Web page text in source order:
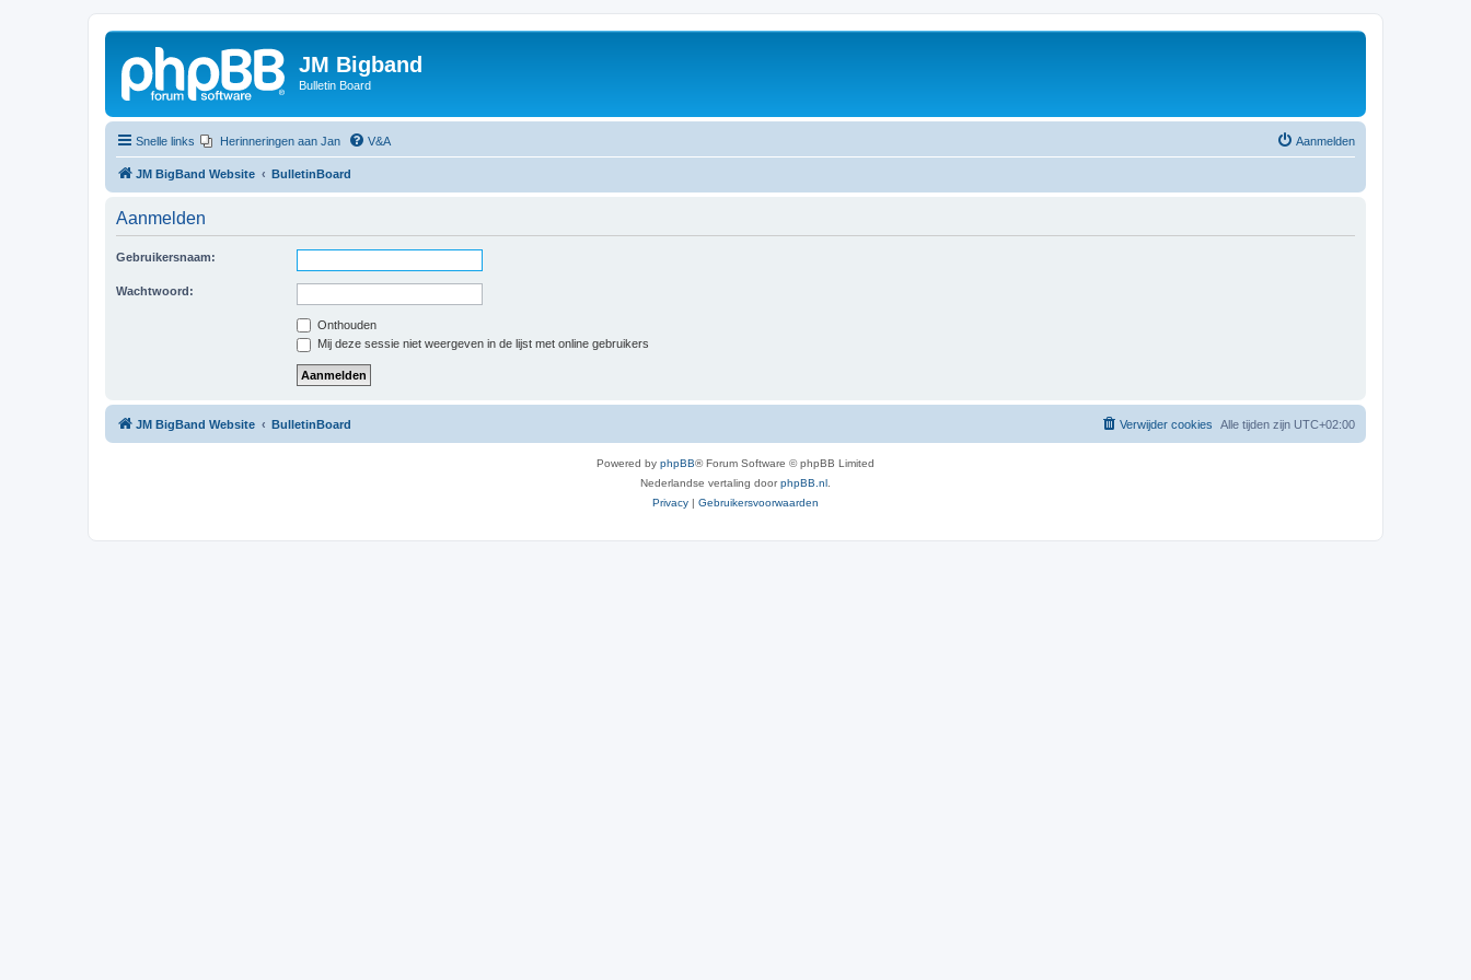
JM Bigband
Bulletin Board
Snelle links Herinneringen aan Jan V&A Aanmelden
JM BigBand Website BulletinBoard
Aanmelden
Gebruikersnaam:
Wachtwoord:
Onthouden
Mij deze sessie niet weergeven in de lijst met online gebruikers
JM BigBand Website BulletinBoard Alle tijden zijn UTC+02:00
Verwijder cookies
Powered by phpBB® Forum Software © phpBB Limited
Nederlandse vertaling doorphpBB.nl
Privacy | Gebruikersvoorwaarden